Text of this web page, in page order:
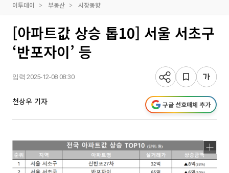
이투데이 부동산 시장동향
[아파트값 상승 톱10] 서울 서초구
‘반포자이’ 등
입력 2025-12-08 08:30
천상우 기자 구글 선호매체 추가